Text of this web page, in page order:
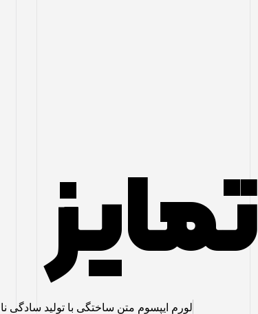
تمایز
لورم ایپسوم متن ساختگی با تولید سادگی